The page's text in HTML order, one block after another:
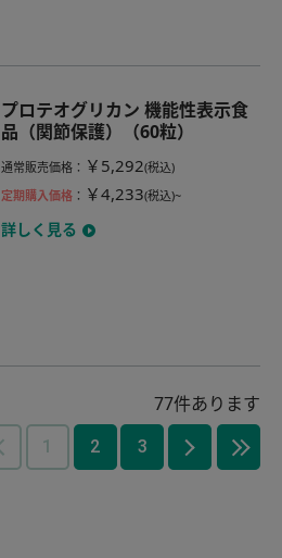
プロテオグリカン 機能性表示食
品（関節保護）（60粒）
通常販売価格 ： ￥5,292(税込)
定期購入価格 ： ￥4,233(税込)~
詳しく見る
77件あります
1 2 3